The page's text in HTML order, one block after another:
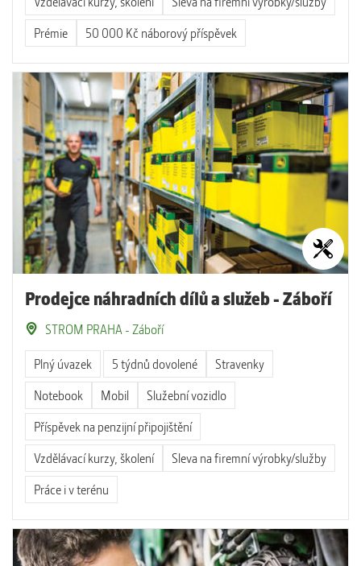
Prémie
50 000 Kč náborový příspěvek
Prodejce náhradních dílů a služeb - Záboří
STROM PRAHA - Záboří
Plný úvazek 5 týdnů dovolené
Stravenky
Notebook
Mobil
Služební vozidlo
Příspěvek na penzijní připojištění
Vzdělávací kurzy, školení
Sleva na firemní výrobky/služby
Práce i v terénu